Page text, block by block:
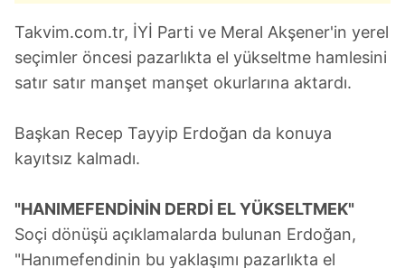
Takvim.com.tr, İYİ Parti ve Meral Akşener'in yerel
seçimler öncesi pazarlıkta el yükseltme hamlesini
satır satır manşet manşet okurlarına aktardı.
Başkan Recep Tayyip Erdoğan da konuya
kayıtsız kalmadı.
"HANIMEFENDİNİN DERDİ EL YÜKSELTMEK"
Soçi dönüşü açıklamalarda bulunan Erdoğan,
"Hanımefendinin bu yaklaşımı pazarlıkta el